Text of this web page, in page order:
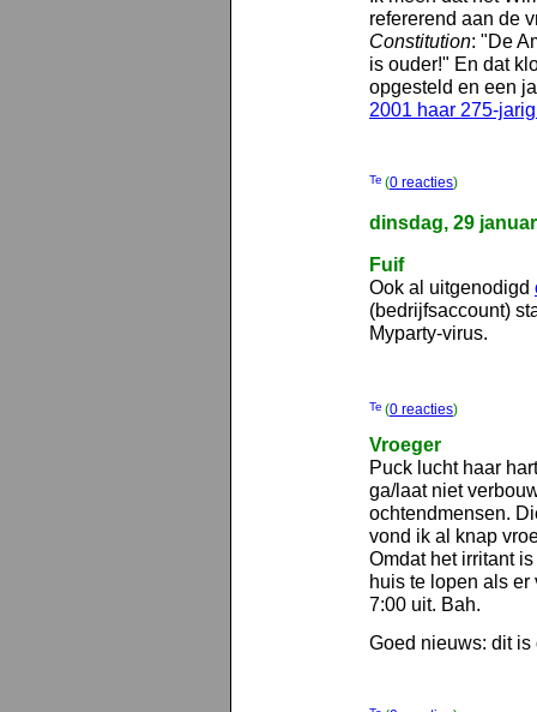
refererend aan de
Constitution: "De
is ouder!" En dat
opgesteld en een
2001 haar 275-
(0 reacties)
dinsdag, 29
Fuif
Ook al uitgenodigd
(bedrijfsaccount)
Myparty-virus.
(0 reacties)
Vroeger
Puck lucht haar
ga/laat niet
ochtendmensen.
vond ik al knap
Omdat het irritant
huis te lopen als er
7:00 uit. Bah.
Goed nieuws: dit